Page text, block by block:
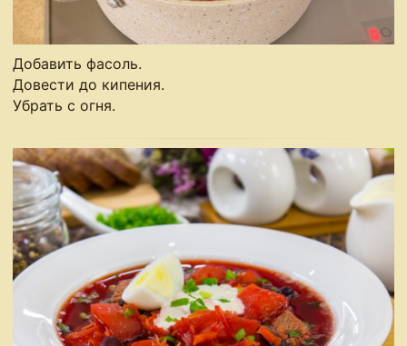
Добавить фасоль.
Довести до кипения.
Убрать с огня.